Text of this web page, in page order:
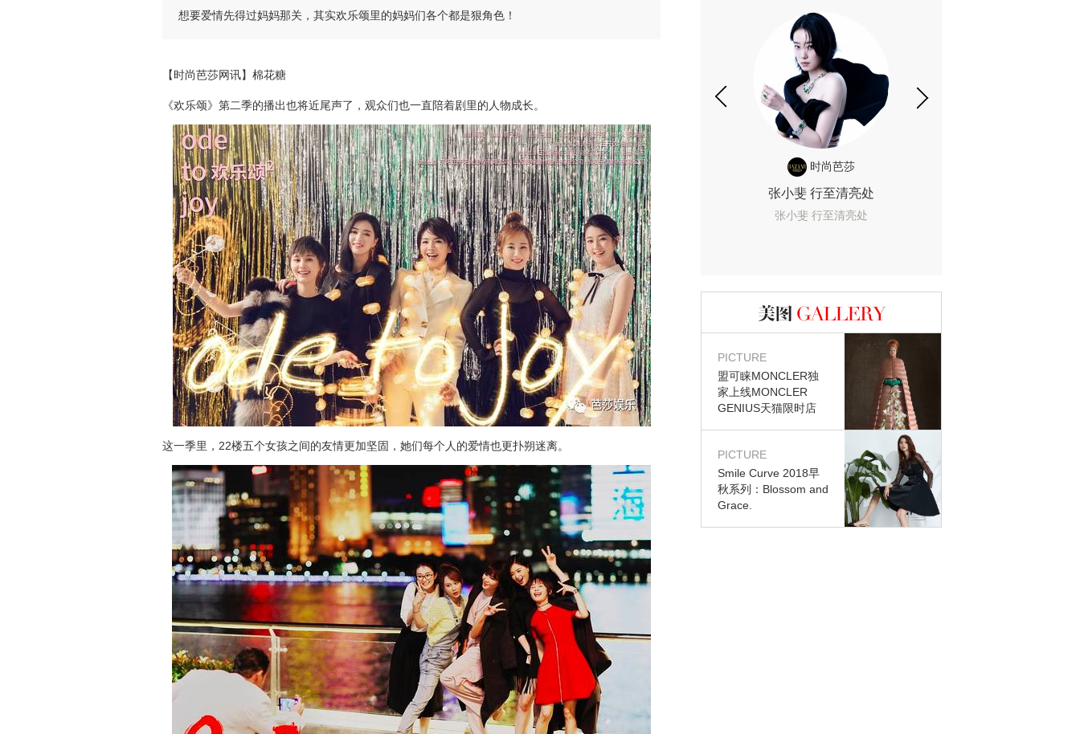
想要爱情先得过妈妈那关，其实欢乐颂里的妈妈们各个都是狠角色！
【时尚芭莎网讯】棉花糖
《欢乐颂》第二季的播出也将近尾声了，观众们也一直陪着剧里的人物成长。
这一季里，22楼五个女孩之间的友情更加坚固，她们每个人的爱情也更扑朔迷离。
时尚芭莎
张小斐 行至清亮处
张小斐 行至清亮处
图库
PICTURE
盟可睐MONCLER独
家上线MONCLER
GENIUS天猫限时店
PICTURE
Smile Curve 2018早
秋系列：Blossom and
Grace.